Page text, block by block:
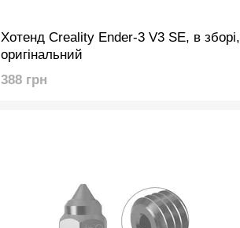
Хотенд Creality Ender-3 V3 SE, в зборі,
оригінальний
388 грн